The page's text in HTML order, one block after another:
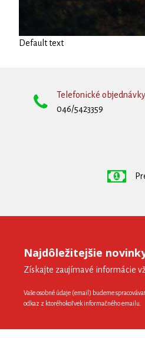
Default text
Telefonické objednávky
046/5423359
Najdôležitejšie
Získajte zaujímavé informácie
Vaše osobné údaje (email) budeme
odkaz z ktoréhokoľvek informačného emailu.